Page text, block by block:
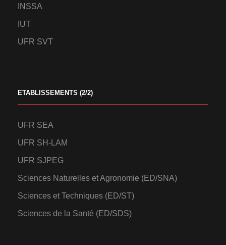
INSSA
IUT
UFR SVT
ETABLISSEMENTS (2/2)
UFR SEA
UFR SH-LAM
UFR SJPEG
Sciences Naturelles et Agronomie (ED/SNA)
Sciences et Techniques (ED/ST)
Sciences de la Santé (ED/SDS)